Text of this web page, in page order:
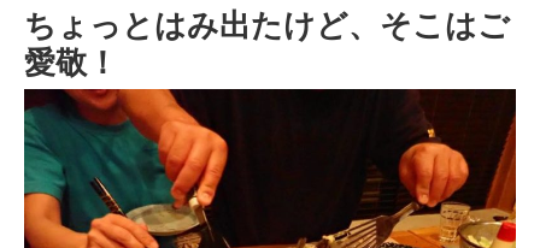
ちょっとはみ出たけど、そこはご
愛敬！